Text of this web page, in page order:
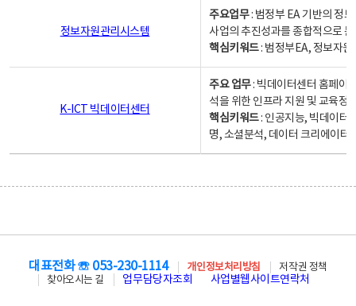
정보자원관리시스템
주요업무: 범정부 EA 기반의 정
사업의 추진성과를 종합적으로
핵심키워드: 범정부EA, 정보자
K-ICT 빅데이터센터
주요 업무: 빅데이터센터 홈페이
석을 위한 인프라 지원 및 교육정
핵심키워드: 인공지능, 빅데이터,
명, 소셜분석, 데이터 크리에이터
대표전화 ☏ 053-230-1114 개인정보처리방침
저작권 정책
찾아오시는 길
업무담당자조회 사업별웹사이트연락처